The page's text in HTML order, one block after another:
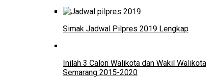
Simak Jadwal Pilpres 2019 Lengkap
Inilah 3 Calon Walikota dan Wakil Walikota
Semarang 2015-2020